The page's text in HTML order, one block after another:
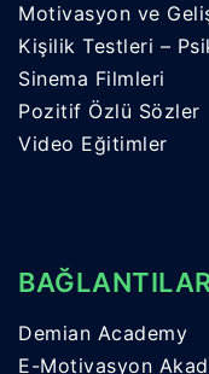
Motivasyon ve
Kişilik Testleri –
Sinema Filmleri
Pozitif Özlü Sözler
Video Eğitimler
Demian Academy
E-Motivasyon